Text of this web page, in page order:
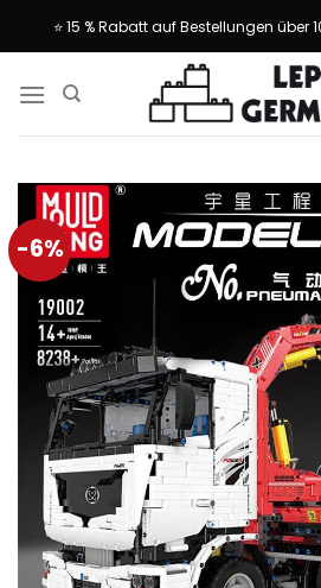
⭐ 15 % Rabatt auf Bestellungen über
-6%